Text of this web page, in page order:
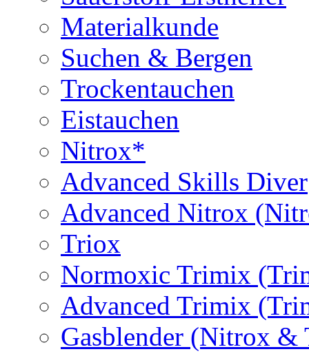
Materialkunde
Suchen & Bergen
Trockentauchen
Eistauchen
Nitrox*
Advanced Skills Diver
Advanced Nitrox
Triox
Normoxic Trimix
Advanced Trimix
Gasblender (Nitrox